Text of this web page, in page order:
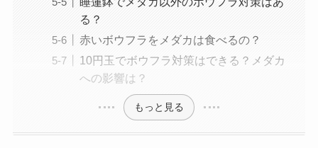
る？
赤いボウフラをメダカは食べるの？
10円玉でボウフラ対策はできる？メダカ
への影響は？
もっと見る